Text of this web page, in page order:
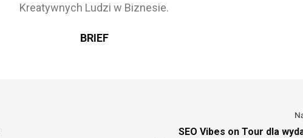
Kreatywnych Ludzi w Biznesie.
BRIEF
SEO Vibes on Tour dla